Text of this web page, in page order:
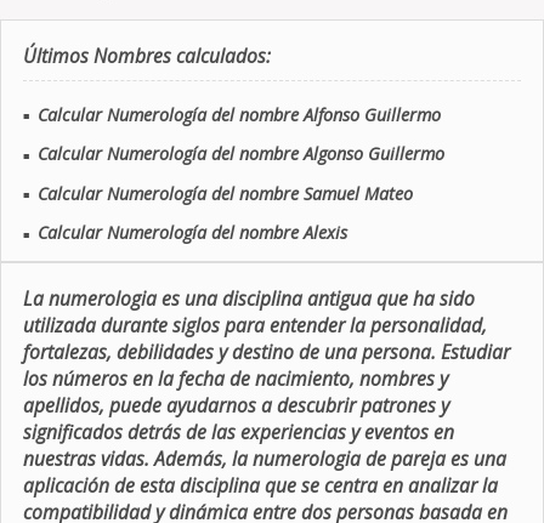
Últimos Nombres calculados:
■ Calcular Numerología del nombre Alfonso Guillermo
■ Calcular Numerología del nombre Algonso Guillermo
■ Calcular Numerología del nombre Samuel Mateo
■ Calcular Numerología del nombre Alexis
La numerologia es una disciplina antigua que ha sido
utilizada durante siglos para entender la personalidad,
fortalezas, debilidades y destino de una persona. Estudiar
los números en la fecha de nacimiento, nombres y
apellidos, puede ayudarnos a descubrir patrones y
significados detrás de las experiencias y eventos en
nuestras vidas. Además, la numerologia de pareja es una
aplicación de esta disciplina que se centra en analizar la
compatibilidad y dinámica entre dos personas basada en